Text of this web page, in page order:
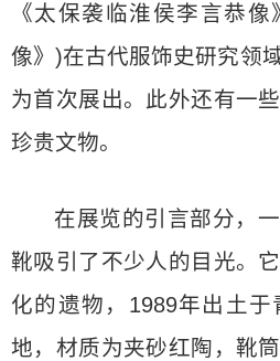
《太保袭临淮侯李言恭
像》)在古代服饰史研究领
为首次展出。此外还有一
珍贵文物。
在展览的引言部分，
靴吸引了不少人的目光。
化的遗物，1989年出土
地，材质为夹砂红陶，靴